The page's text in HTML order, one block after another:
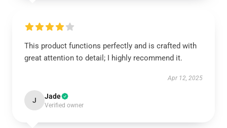
This product functions perfectly and is crafted with
great attention to detail; I highly recommend it.
Apr 12, 2025
J Jade
Verified owner